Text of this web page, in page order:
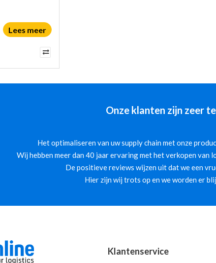
Lees meer
Onze klanten zijn zeer
Het optimaliseren van uw supply chain met onze
Wij hebben meer dan 40 jaar ervaring met het verkopen
De positieve reviews wijzen uit dat we een
Hier zijn wij trots op en we worden er
Klantenservice